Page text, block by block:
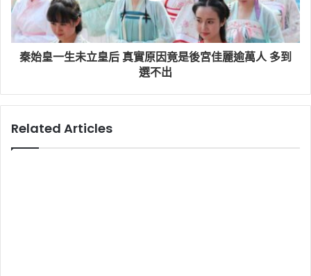
秦始皇一生未立皇后 真實原因竟是後宮佳麗逾萬人 多到
選不出
Related Articles